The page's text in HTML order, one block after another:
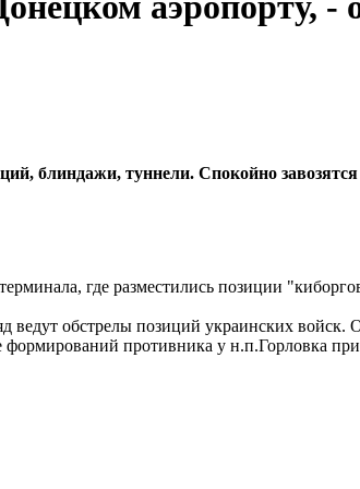
блиндажи, туннели. Спокойно
где разместились позиции
ведут обстрелы позиций украинских войск.
противника у н.п.Горловка